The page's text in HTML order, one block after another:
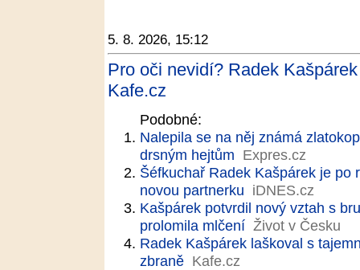
5. 8. 2026, 15:12
Pro oči nevidí? Radek
Kafe.cz
Podobné:
Nalepila se na něj známá
drsným hejtům Expres.cz
Šéfkuchař Radek Kašpárek je po
novou partnerku iDNES.cz
Kašpárek potvrdil nový vztah s
prolomila mlčení Život v Česku
Radek Kašpárek laškoval s
zbraně Kafe.cz